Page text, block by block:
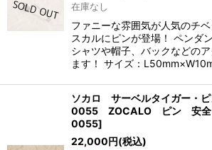
在庫なし
ファニーな雰囲気が人気のチ
スカルにピンが登場！ ペンダ
シャツや帽子、バックなどの
ます！ サイズ：
ソカロ サーベルタイガー・
0055 ZOCALO ピン 安全
0055]
22,000円(税込)